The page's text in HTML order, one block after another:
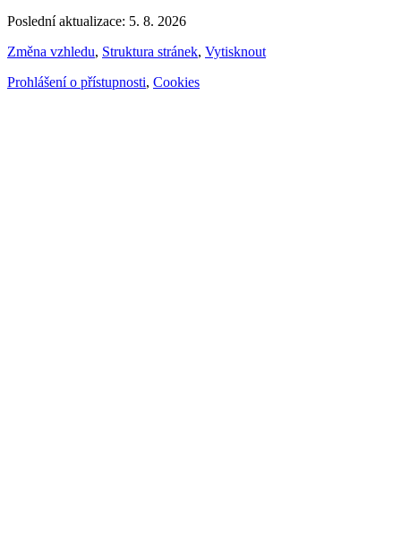
Poslední aktualizace: 5. 8. 2026
Změna vzhledu, Struktura stránek, Vytisknout
Prohlášení o přístupnosti, Cookies